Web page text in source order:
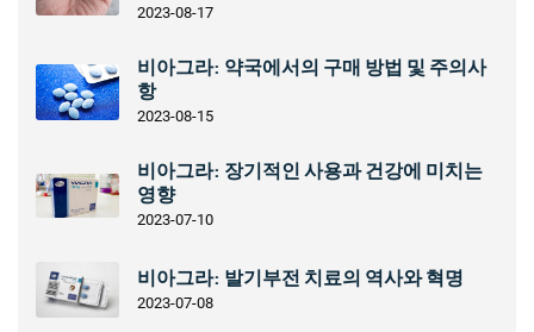
2023-08-17
비아그라: 약국에서의 구매 방법 및 주의사
항
2023-08-15
비아그라: 장기적인 사용과 건강에 미치는
영향
2023-07-10
비아그라: 발기부전 치료의 역사와 혁명
2023-07-08